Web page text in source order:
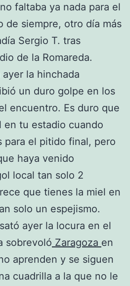
faltaba ya nada para el
de siempre, otro día más
Sergio T. tras
de la Romareda.
la hinchada
un duro golpe en los
encuentro. Es duro que
en tu estadio cuando
para el pitido final, pero
haya venido
local tan solo 2
que tienes la miel en
solo un espejismo.
ayer la locura en el
sobrevoló Zaragoza en
aprenden y se siguen
cuadrilla a la que no le